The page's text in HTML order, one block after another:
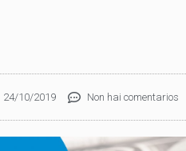
24/10/2019 Non hai comentarios